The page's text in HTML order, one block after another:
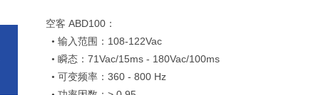
空客 ABD100 ：
• 输入范围： 108-122Vac
• 瞬态： 71Vac/15ms - 180Vac/100ms
• 可变频率： 360 - 800 Hz